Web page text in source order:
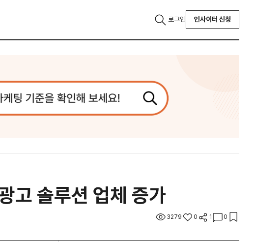
로그인 인사이터 신청
고 솔루션 업체 증가
3279 0 1 0